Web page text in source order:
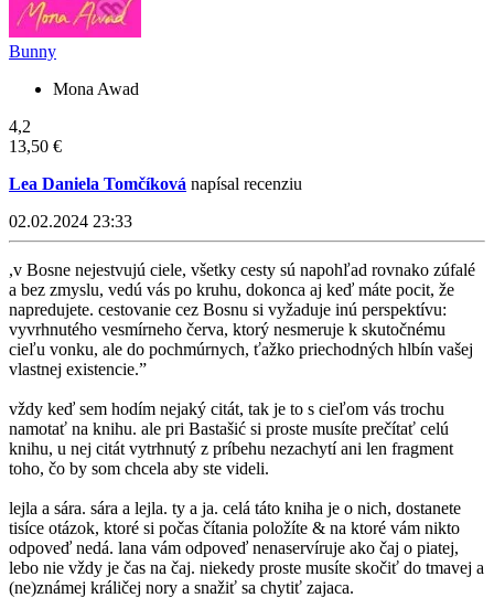
Bunny
Mona Awad
4,2
13,50 €
Lea Daniela Tomčíková napísal recenziu
02.02.2024 23:33
,v Bosne nejestvujú ciele, všetky cesty sú napohľad rovnako zúfalé
a bez zmyslu, vedú vás po kruhu, dokonca aj keď máte pocit, že
napredujete. cestovanie cez Bosnu si vyžaduje inú perspektívu:
vyvrhnutého vesmírneho červa, ktorý nesmeruje k skutočnému
cieľu vonku, ale do pochmúrnych, ťažko priechodných hlbín vašej
vlastnej existencie.”
vždy keď sem hodím nejaký citát, tak je to s cieľom vás trochu
namotať na knihu. ale pri Bastašić si proste musíte prečítať celú
knihu, u nej citát vytrhnutý z príbehu nezachytí ani len fragment
toho, čo by som chcela aby ste videli.
lejla a sára. sára a lejla. ty a ja. celá táto kniha je o nich, dostanete
tisíce otázok, ktoré si počas čítania položíte & na ktoré vám nikto
odpoveď nedá. lana vám odpoveď nenaservíruje ako čaj o piatej,
lebo nie vždy je čas na čaj. niekedy proste musíte skočiť do tmavej a
(ne)známej králičej nory a snažiť sa chytiť zajaca.